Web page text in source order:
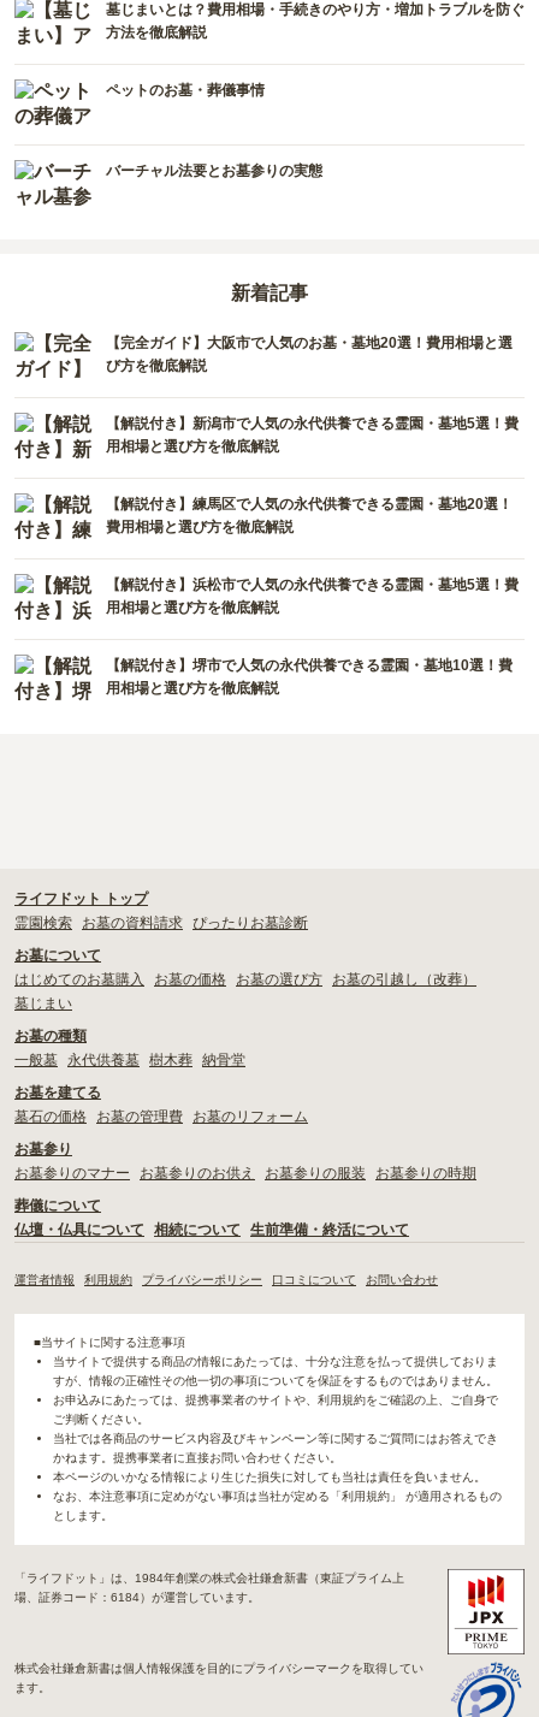
愛媛県
徳島県
長崎県
鹿児島県
墓じまいとは？費用相場・手続きのやり方・増加トラブルを防ぐ
方法を徹底解説
ペットのお墓・葬儀事情
バーチャル法要とお墓参りの実態
新着記事
【完全ガイド】大阪市で人気のお墓・墓地20選！費用相場と選
び方を徹底解説
【解説付き】新潟市で人気の永代供養できる霊園・墓地5選！費
用相場と選び方を徹底解説
【解説付き】練馬区で人気の永代供養できる霊園・墓地20選！
費用相場と選び方を徹底解説
【解説付き】浜松市で人気の永代供養できる霊園・墓地5選！費
用相場と選び方を徹底解説
【解説付き】堺市で人気の永代供養できる霊園・墓地10選！費
用相場と選び方を徹底解説
ライフドット トップ
霊園検索
お墓の資料請求 ぴったりお墓診断
お墓について
はじめてのお墓購入
お墓の価格 お墓の選び方
お墓の引越し（改葬）
墓じまい
お墓の種類
一般墓
永代供養墓 樹木葬 納骨堂
お墓を建てる
墓石の価格
お墓の管理費
お墓のリフォーム
お墓参り
お墓参りのマナー
お墓参りのお供え お墓参りの服装
お墓参りの時期
葬儀について
仏壇・仏具について
相続について 生前準備・終活について
運営者情報 利用規約 プライバシーポリシー 口コミについて お問い合わせ
■当サイトに関する注意事項
当サイトで提供する商品の情報にあたっては、十分な注意を払って提供しておりま
すが、情報の正確性その他一切の事項についてを保証をするものではありません。
お申込みにあたっては、提携事業者のサイトや、利用規約をご確認の上、ご自身で
ご判断ください。
当社では各商品のサービス内容及びキャンペーン等に関するご質問にはお答えでき
かねます。提携事業者に直接お問い合わせください。
本ページのいかなる情報により生じた損失に対しても当社は責任を負いません。
なお、本注意事項に定めがない事項は当社が定める「利用規約」 が適用されるもの
とします。
「ライフドット」は、1984年創業の株式会社鎌倉新書（東証プライム上
場、証券コード：6184）が運営しています。
株式会社鎌倉新書は個人情報保護を目的にプライバシーマークを取得してい
ます。